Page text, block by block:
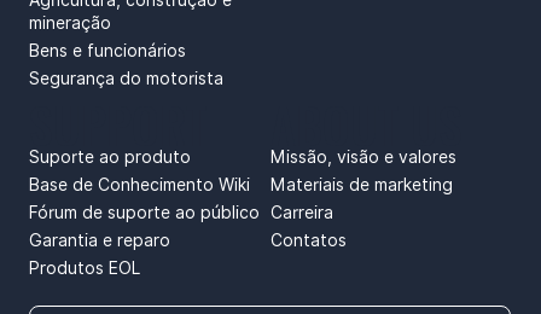
mineração
Bens e funcionários
Segurança do motorista
Missão, visão e valores
Materiais de marketing
Carreira
Contatos
Suporte ao produto
Base de Conhecimento Wiki
Fórum de suporte ao público
Garantia e reparo
Produtos EOL